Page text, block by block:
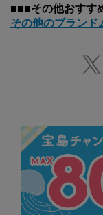
■■■その他おすす
その他のブランド